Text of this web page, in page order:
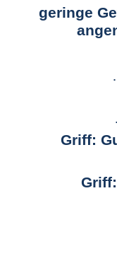
geringe
·
·
Griff: